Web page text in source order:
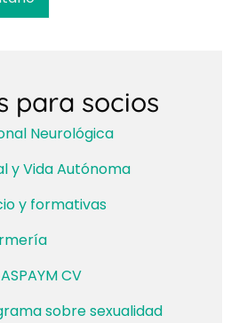
para socios
Neurológica
y Vida Autónoma
y formativas
CV
sobre sexualidad